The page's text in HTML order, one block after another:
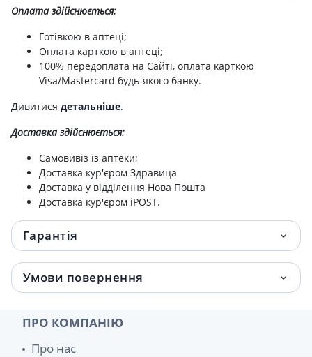
WELEDA БАЛЬЗАМ КАЛЕНДУЛА 25Г
Weleda засiб д/купання немовлят 200мл
Олiйка для немовлят серiї календула
фл. 200 мл
486.30 грн.
ВОЛОС ДИТЯЧИЙ НАГIДКИ 400МЛ
Веледа тонiк рослинний при втратi
волосся 100мл
WELEDA НАБІР РІСТ ТА СИЛА ВОЛОССЯ
100МЛ
Оплата здійснюється:
Готівкою в аптеці;
Оплата карткою в аптеці;
100% передоплата на Сайті, оплата карткою
Visa/Mastercard будь-якого банку.
Дивитися детальніше.
Доставка здійснюється:
Самовивіз із аптеки;
Доставка кур'єром Здравица
Доставка у відділення Нова Пошта
Доставка кур'єром iPOST.
Гарантія
Умови повернення
ПРО КОМПАНІЮ
Про нас